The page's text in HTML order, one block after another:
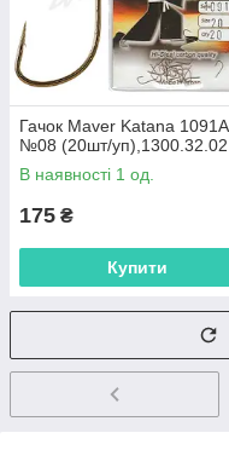
Гачок Maver Katana 1091A
№08 (20шт/уп),1300.32.02
В наявності 1 од.
175 ₴
Купити